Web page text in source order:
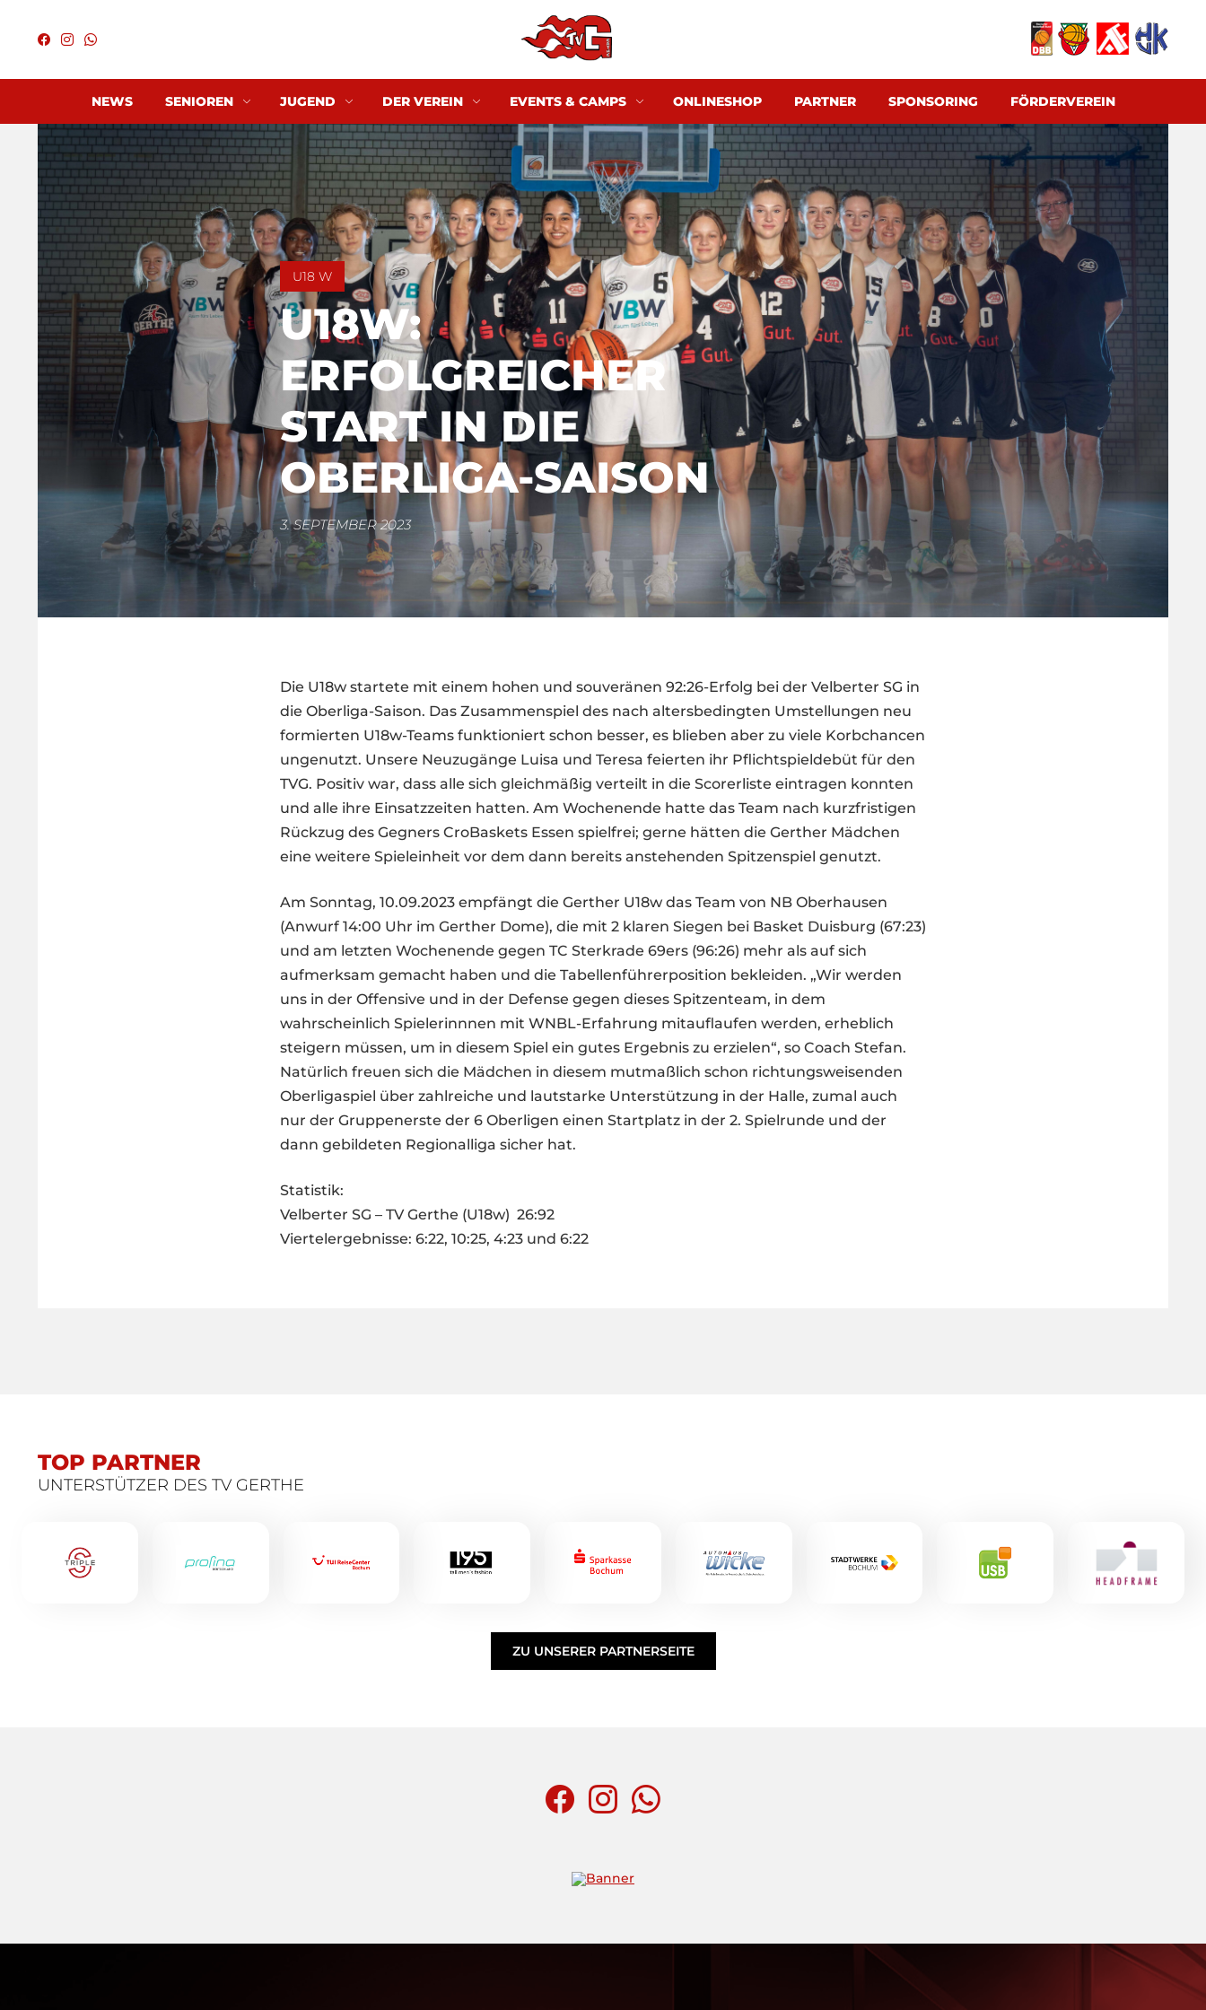
NEWS SENIOREN JUGEND DER VEREIN EVENTS & CAMPS ONLINESHOP PARTNER SPONSORING FÖRDERVEREIN
U18 W
U18W:
ERFOLGREICHER
START IN DIE
OBERLIGA-SAISON
3. SEPTEMBER 2023
Die U18w startete mit einem hohen und souveränen 92:26-Erfolg bei der Velberter SG in
die Oberliga-Saison. Das Zusammenspiel des nach altersbedingten Umstellungen neu
formierten U18w-Teams funktioniert schon besser, es blieben aber zu viele Korbchancen
ungenutzt. Unsere Neuzugänge Luisa und Teresa feierten ihr Pflichtspieldebüt für den
TVG. Positiv war, dass alle sich gleichmäßig verteilt in die Scorerliste eintragen konnten
und alle ihre Einsatzzeiten hatten. Am Wochenende hatte das Team nach kurzfristigen
Rückzug des Gegners CroBaskets Essen spielfrei; gerne hätten die Gerther Mädchen
eine weitere Spieleinheit vor dem dann bereits anstehenden Spitzenspiel genutzt.
Am Sonntag, 10.09.2023 empfängt die Gerther U18w das Team von NB Oberhausen
(Anwurf 14:00 Uhr im Gerther Dome), die mit 2 klaren Siegen bei Basket Duisburg (67:23)
und am letzten Wochenende gegen TC Sterkrade 69ers (96:26) mehr als auf sich
aufmerksam gemacht haben und die Tabellenführerposition bekleiden. „Wir werden
uns in der Offensive und in der Defense gegen dieses Spitzenteam, in dem
wahrscheinlich Spielerinnnen mit WNBL-Erfahrung mitauflaufen werden, erheblich
steigern müssen, um in diesem Spiel ein gutes Ergebnis zu erzielen“, so Coach Stefan.
Natürlich freuen sich die Mädchen in diesem mutmaßlich schon richtungsweisenden
Oberligaspiel über zahlreiche und lautstarke Unterstützung in der Halle, zumal auch
nur der Gruppenerste der 6 Oberligen einen Startplatz in der 2. Spielrunde und der
dann gebildeten Regionalliga sicher hat.
Statistik:
Velberter SG – TV Gerthe (U18w) 26:92
Viertelergebnisse: 6:22, 10:25, 4:23 und 6:22
TOP PARTNER
UNTERSTÜTZER DES TV GERTHE
ZU UNSERER PARTNERSEITE